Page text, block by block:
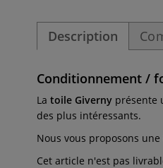
Description
Conditionnement /
La toile Giverny présente
des plus intéressants.
Nous vous proposons une
Cet article n'est pas